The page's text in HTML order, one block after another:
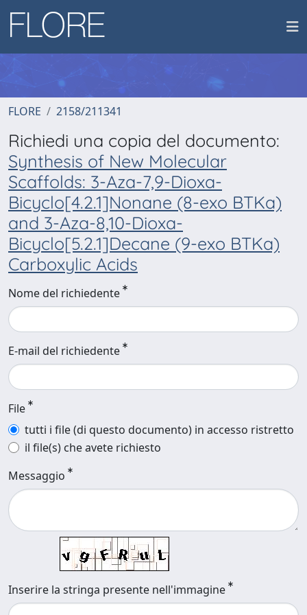
FLORE 2158/211341
Richiedi una copia del documento:
Synthesis of New Molecular
Scaffolds: 3-Aza-7,9-Dioxa-
Bicyclo[4.2.1]Nonane (8-exo BTKa)
and 3-Aza-8,10-Dioxa-
Bicyclo[5.2.1]Decane (9-exo BTKa)
Carboxylic Acids
Nome del richiedente
E-mail del richiedente
File
tutti i file (di questo documento) in accesso ristretto
il file(s) che avete richiesto
Messaggio
Inserire la stringa presente nell'immagine